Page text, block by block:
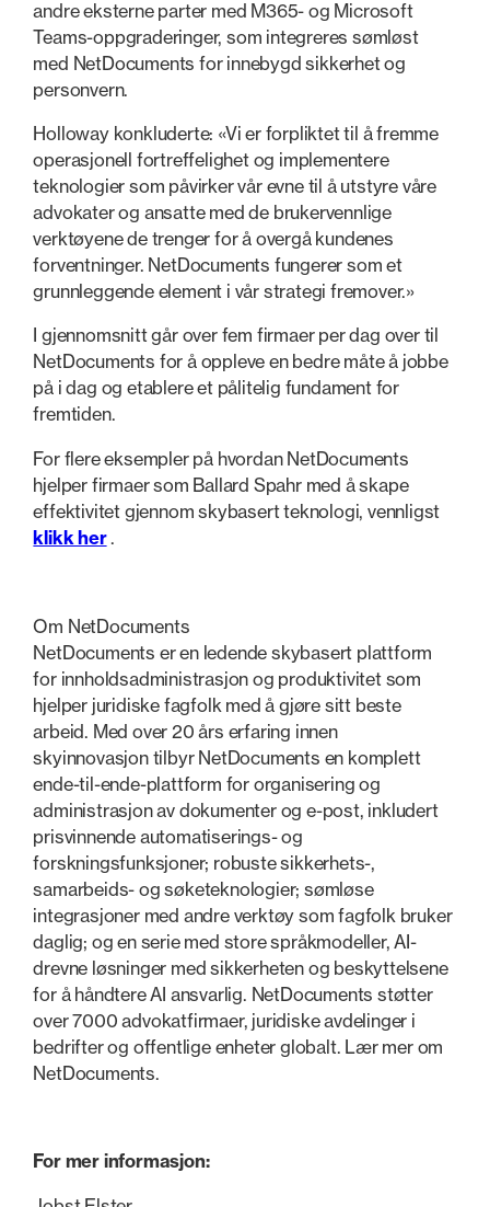
andre eksterne parter med M365- og Microsoft
Teams-oppgraderinger, som integreres sømløst
med NetDocuments for innebygd sikkerhet og
personvern.
Holloway konkluderte: «Vi er forpliktet til å fremme
operasjonell fortreffelighet og implementere
teknologier som påvirker vår evne til å utstyre våre
advokater og ansatte med de brukervennlige
verktøyene de trenger for å overgå kundenes
forventninger. NetDocuments fungerer som et
grunnleggende element i vår strategi fremover.»
I gjennomsnitt går over fem firmaer per dag over til
NetDocuments for å oppleve en bedre måte å jobbe
på i dag og etablere et pålitelig fundament for
fremtiden.
For flere eksempler på hvordan NetDocuments
hjelper firmaer som Ballard Spahr med å skape
effektivitet gjennom skybasert teknologi, vennligst
klikk her.
Om NetDocuments
NetDocuments er en ledende skybasert plattform
for innholdsadministrasjon og produktivitet som
hjelper juridiske fagfolk med å gjøre sitt beste
arbeid. Med over 20 års erfaring innen
skyinnovasjon tilbyr NetDocuments en komplett
ende-til-ende-plattform for organisering og
administrasjon av dokumenter og e-post, inkludert
prisvinnende automatiserings- og
forskningsfunksjoner; robuste sikkerhets-,
samarbeids- og søketeknologier; sømløse
integrasjoner med andre verktøy som fagfolk bruker
daglig; og en serie med store språkmodeller, AI-
drevne løsninger med sikkerheten og beskyttelsene
for å håndtere AI ansvarlig. NetDocuments støtter
over 7000 advokatfirmaer, juridiske avdelinger i
bedrifter og offentlige enheter globalt. Lær mer om
NetDocuments.
For mer informasjon: